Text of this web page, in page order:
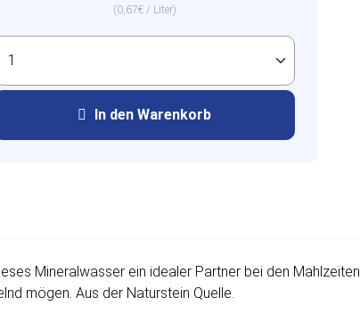
(0,67€ / Liter)
In den Warenkorb
Mineralwasser ein idealer Partner bei den Mahlzeiten
mögen. Aus der Naturstein Quelle.